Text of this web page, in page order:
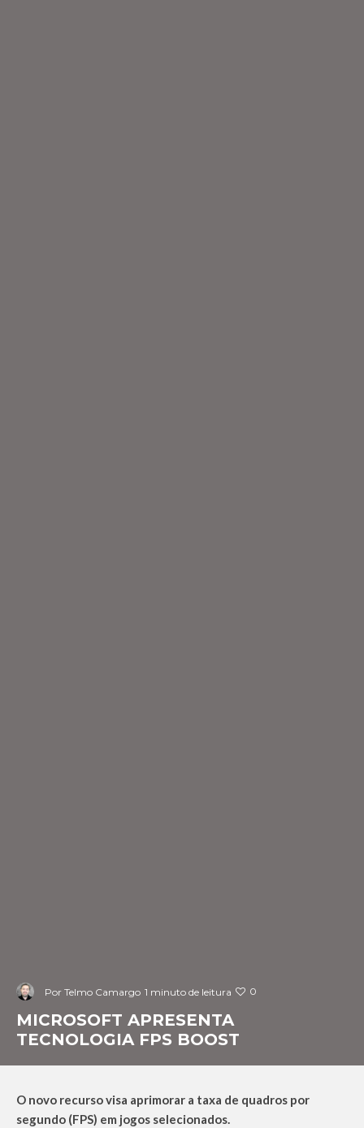
Por Telmo Camargo 1 minuto de leitura 0
MICROSOFT APRESENTA
TECNOLOGIA FPS BOOST
O novo recurso visa aprimorar a taxa de quadros por
segundo (FPS) em jogos selecionados.